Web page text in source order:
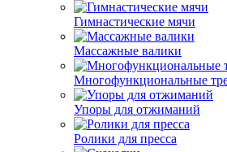
Гимнастические мячи
Массажные валики
Многофункциональные
Упоры для отжиманий
Ролики для пресса